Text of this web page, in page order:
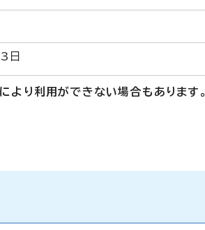
日
より利用ができない場合もあります。